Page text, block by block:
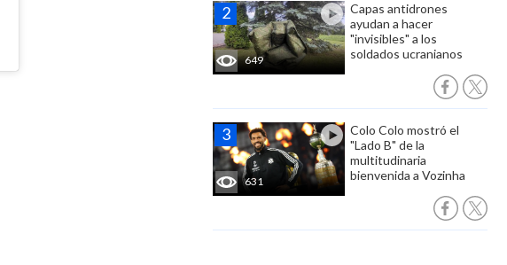
649
Capas antidrones
ayudan a hacer
"invisibles" a los
soldados ucranianos
631
Colo Colo mostró el
"Lado B" de la
multitudinaria
bienvenida a Vozinha